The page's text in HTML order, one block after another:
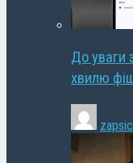
До уваги
хвилю